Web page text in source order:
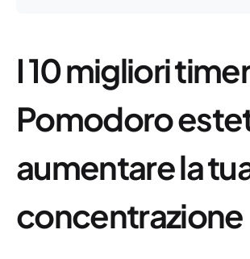
I 10 migliori
Pomodoro
aumentare la
concentrazione